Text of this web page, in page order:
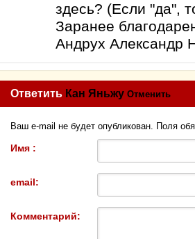
здесь? (Если "да",
Заранее
Андрух Александр
Ответить Кан Яньжу Отменить
Ваш e-mail не будет опубликован. Поля
Имя :
email:
Комментарий: